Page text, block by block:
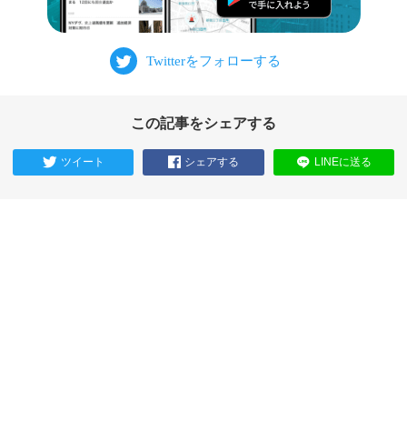
この記事をシェアする
ツイート シェアする LINEに送る